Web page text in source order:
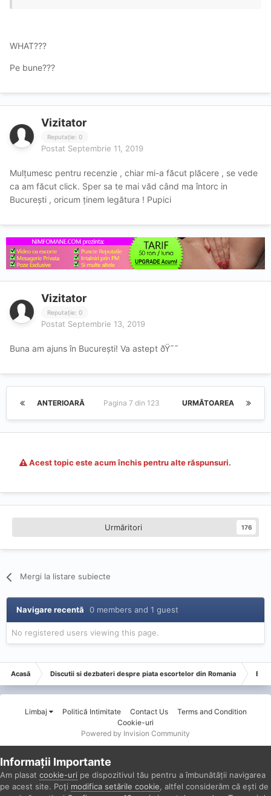
WHAT???
Pe bune???
Vizitator
Reputație: 0
Postat Septembrie 11, 2019
Mulțumesc pentru recenzie , chiar mi-a făcut plăcere , se vede
ca am făcut click. Sper sa te mai văd când ma întorc in
București , oricum ținem legătura ! Pupici
Vizitator
Reputație: 0
Postat Septembrie 13, 2019
Buna am ajuns în București! Va astept ðŸ˜˜
ANTERIOARĂ URMĂTOAREA
Pagina 7 din 123
Acest topic este acum închis pentru alte răspunsuri.
Urmăritori 176
Mergi la listare subiecte
Navigare recentă 0 members and 1 guest
No registered users viewing this page.
Acasă Discutii si dezbateri despre piata escortelor din Romania
Limbaj Politică Intimitate Contact Us
Terms and Condition
Cookie-uri
Powered by Invision Community
Informații Importante
Am plasat cookie-uri pe dispozitivul tău pentru a îmbunătății navigarea
pe acest site. Poți modifica setările cookie , altfel considerăm că ești de